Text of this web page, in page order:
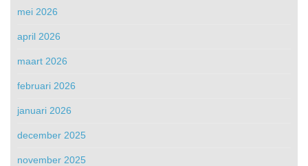
mei 2026
april 2026
maart 2026
februari 2026
januari 2026
december 2025
november 2025